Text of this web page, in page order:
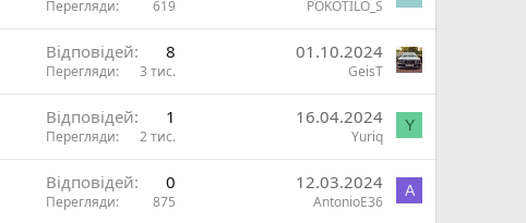
Перегляди 619 POKOTILO_S
Відповідей 8
Перегляди 3 тис.
01.10.2024
GeisT
Відповідей 1
Перегляди 2 тис.
16.04.2024
Yuriq
Y
Відповідей 0
Перегляди 875
12.03.2024
AntonioE36
A